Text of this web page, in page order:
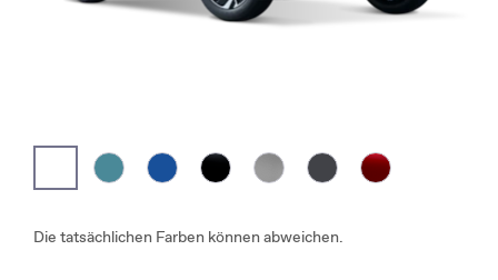
Die tatsächlichen Farben können abweichen.